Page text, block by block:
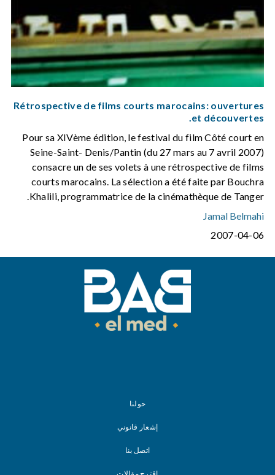
Rétrospective de films courts marocains: ouvertures
et découvertes.
Pour sa XIVème édition, le festival du film Côté court en
Seine-Saint- Denis/Pantin (du 27 mars au 7 avril 2007)
consacre un de ses volets à une rétrospective de films
courts marocains. La sélection a été faite par Bouchra
Khalili, programmatrice de la cinémathèque de Tanger.
Jamal Belmahi
2007-04-06
حولنا
إشعار قانوني
اتصل بنا